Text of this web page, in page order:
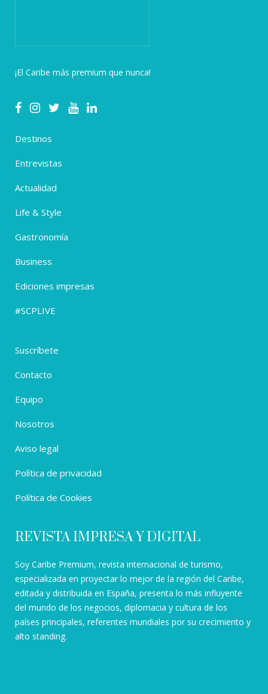
¡El Caribe más premium que nunca!
Destinos
Entrevistas
Actualidad
Life & Style
Gastronomía
Business
Ediciones impresas
#SCPLIVE
Suscríbete
Contacto
Equipo
Nosotros
Aviso legal
Política de privacidad
Política de Cookies
REVISTA IMPRESA Y DIGITAL
Soy Caribe Premium, revista internacional de turismo,
especializada en proyectar lo mejor de la región del Caribe,
editada y distribuida en España, presenta lo más influyente
del mundo de los negocios, diplomacia y cultura de los
países principales, referentes mundiales por su crecimiento y
alto standing.